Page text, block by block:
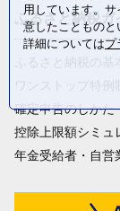
ふるさと納税ガ
ふるさと納税の
ワンストップ特例
確定申告のしかた
控除上限額シミュ
年金受給者・自営
用しています。
意したことものと
詳細についてはプ